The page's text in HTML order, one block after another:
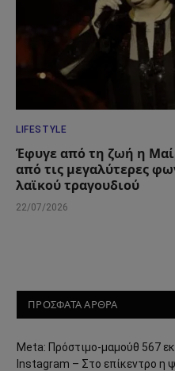
LIFESTYLE
Έφυγε από τη ζωή η
από τις μεγαλύτερες
λαϊκού τραγουδιού
22/07/2026
ΠΡΟΣΦΑΤΑ ΑΡΘΡΑ
Meta: Πρόστιμο-μαμούθ 567
Instagram – Στο επίκεντρο η